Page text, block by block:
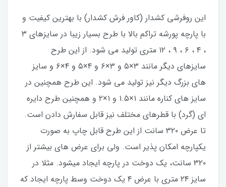
این روفرشی کشدار (کاور فرش کشدار) با بهترین کیفیت و
با پارچه پورشه تراکم بالا با طرح بسیار زیبا در سایزهای ۳
، ۴ ، ۶ ، ۹ ، ۱۲ متری تولید می شود. از این طرح
سایزهای دیگر مانند ۳×۵ و ۳×۶ و ۴×۵ و ۴×۶ و سایز
های بزرگ دیگر نیز تولید می شود. این طرح همچنین در
سایز های کناره مانند ۱×۱.۵ و ۱×۲ و همچنین طرح دایره
ای (گرد) با قطرهای مختلف نیز قابل سفارش دادن است.
تا عرض ۳۲۰ سانت از این طرح قابل چاپ به صورت
یکپارچه امکان پذیر است. ولی برای عرض های بیشتر از
۳۲۰ سانت، یک دوخت در پارچه ایجاد میشود. مثلا در
سایز ۲۴ متری با عرض ۴ یک دوخت وسط پارچه ایجاد که